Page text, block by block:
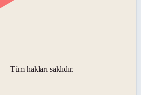
— Tüm hakları saklıdır.